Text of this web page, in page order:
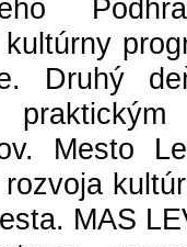
Druhý
Mesto
MAS